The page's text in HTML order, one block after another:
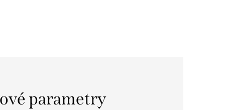
parametry